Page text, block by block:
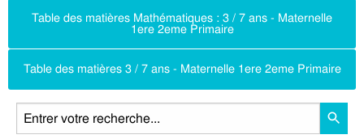
Table des matières Mathématiques : 3 / 7 ans - Maternelle
1ere 2eme Primaire
Table des matières 3 / 7 ans - Maternelle 1ere 2eme Primaire